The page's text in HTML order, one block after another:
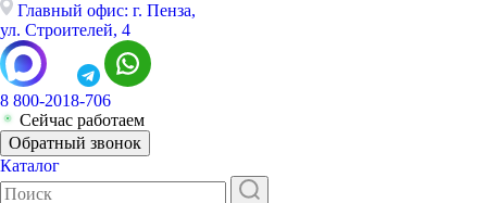
Главный офис: г. Пенза,
ул. Строителей, 4
8 800-2018-706
Сейчас работаем
Обратный звонок
Каталог